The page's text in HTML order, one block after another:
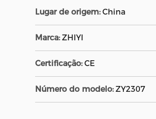
Lugar de origem: China
Marca: ZHIYI
Certificação: CE
Número do modelo: ZY2307